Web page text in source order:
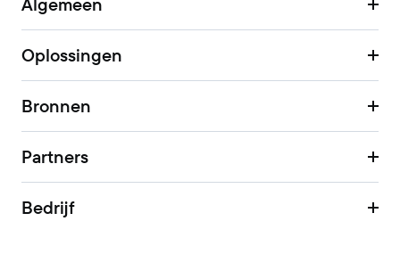
Oplossingen
Bronnen
Partners
Bedrijf